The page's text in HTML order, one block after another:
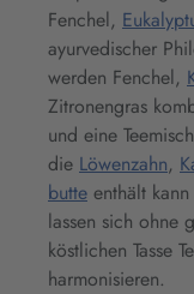
Fenchel,
ayurvedischer
werden Fenchel,
Zitronengras
und eine
die Löwenzahn,
butte enthält
lassen sich ohne
köstlichen Tasse
harmonisieren.